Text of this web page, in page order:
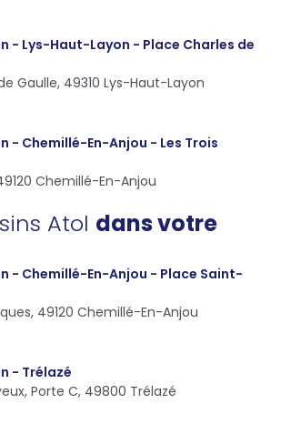
- Lys-Haut-Layon - Place Charles de
Gaulle, 49310 Lys-Haut-Layon
- Chemillé-En-Anjou - Les Trois
Chemillé-En-Anjou
Atol dans votre
- Chemillé-En-Anjou - Place Saint-
49120 Chemillé-En-Anjou
- Trélazé
Porte C, 49800 Trélazé